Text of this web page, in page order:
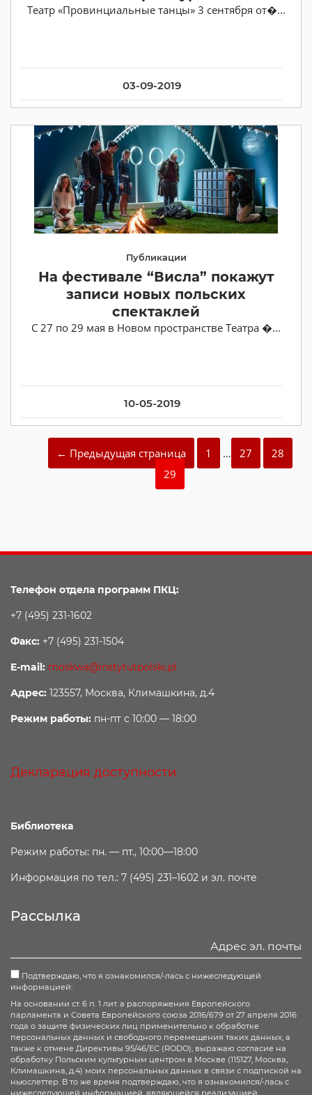
03-09-2019
Театр «Провинциальные танцы» 3 сентября от�...
10-05-2019
Публикации
На фестивале “Висла” покажут
записи новых польских
спектаклей
С 27 по 29 мая в Новом пространстве Театра �...
← Предыдущая страница 1 … 27
28
29
Телефон отдела программ ПКЦ:
+7 (495) 231-1602
Факс: +7 (495) 231-1504
E-mail: moskwa@instytutpolski.pl
Адрес: 123557, Москва, Климашкина, д.4
Режим работы: пн-пт с 10:00 — 18:00
Декларация доступности
Библиотека
Режим работы: пн. — пт., 10:00—18:00
Информация по тел.: 7 (495) 231–1602 и эл. почте
Рассылка
Подтверждаю, что я ознакомился/-лась с нижеследующей
информацией:
На основании ст. 6 п. 1 лит. а распоряжения Европейского
парламента и Совета Европейского союза 2016/679 от 27 апреля 2016
года о защите физических лиц применительно к обработке
персональных данных и свободного перемещения таких данных, а
также к отмене Директивы 95/46/ЕС (RODO), выражаю согласие на
обработку Польским культурным центром в Москве (115127, Москва,
Климашкина, д.4) моих персональных данных в связи с подпиской на
ньюслеттер. В то же время подтверждаю, что я ознакомился/-лась с